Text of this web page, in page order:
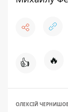
👍 🔥
ОЛЕКСІЙ